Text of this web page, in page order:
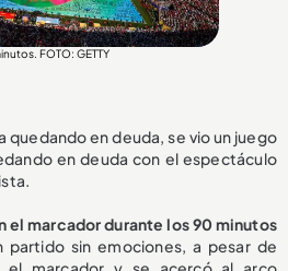
FOTO: GETTY
quedando en deuda, se vio un juego
en deuda con el espectáculo
el marcador durante los 90 minutos
sin emociones, a pesar de